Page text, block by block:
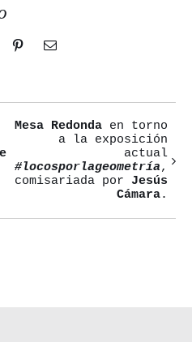
PinterestCorreo
Mesa Redonda en torno
a la exposición
actual
#locosporlageometría,
comisariada por Jesús
Cámara.